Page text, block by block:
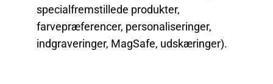
specialfremstillede produkter,
farvepræferencer, personaliseringer,
indgraveringer, MagSafe, udskæringer).